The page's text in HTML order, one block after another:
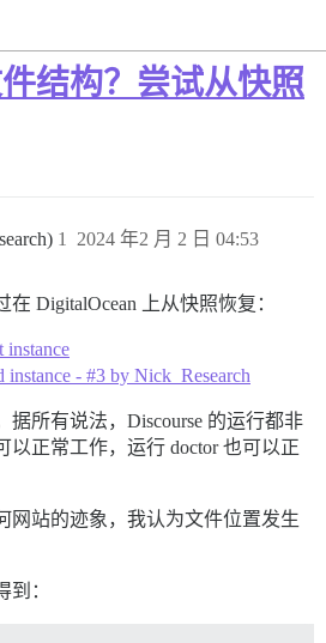
结构？尝试从快照
2024 年2 月 2 日 04:53
1
DigitalOcean 上从快照恢复：
instance
instance - #3 by Nick_Research
所有说法，Discourse 的运行都非
以正常工作，运行 doctor 也可以正
网站的迹象，我认为文件位置发生
：